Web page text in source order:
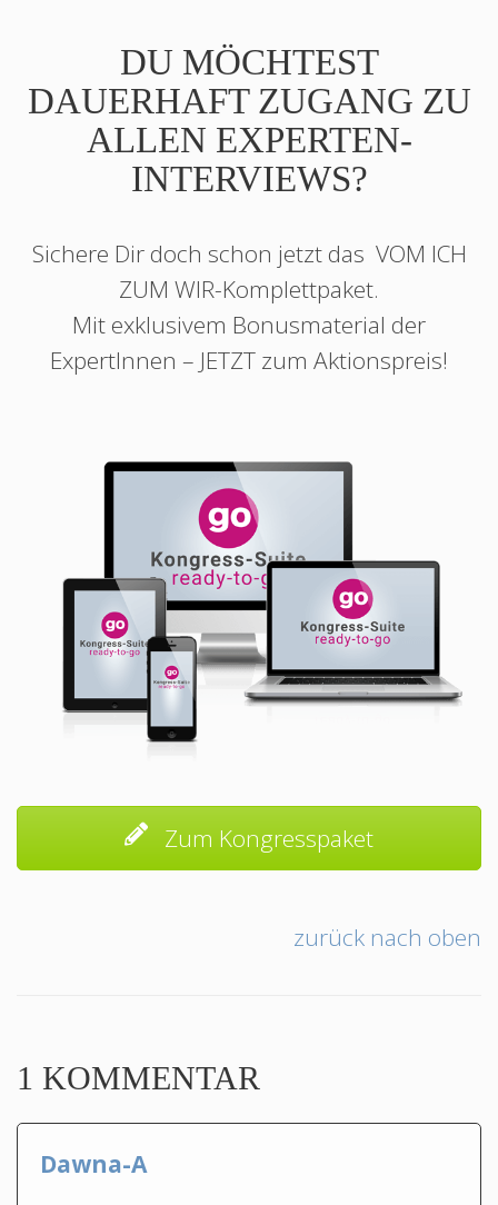
DU MÖCHTEST
DAUERHAFT ZUGANG ZU
ALLEN EXPERTEN-
INTERVIEWS?
Sichere Dir doch schon jetzt das VOM ICH
ZUM WIR-Komplettpaket.
Mit exklusivem Bonusmaterial der
ExpertInnen – JETZT zum Aktionspreis!
Zum Kongresspaket
zurück nach oben
1 KOMMENTAR
Dawna-A